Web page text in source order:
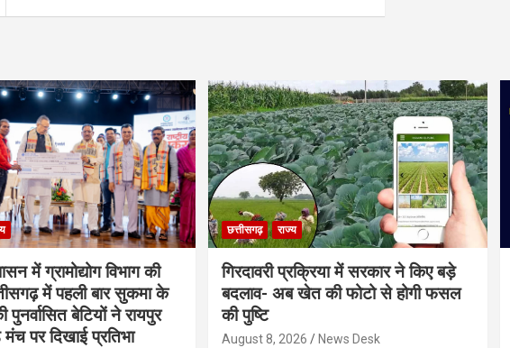
में ग्रामोद्योग विभाग की
में पहली बार सुकमा के
पुनर्वासित बेटियों ने रायपुर
पर दिखाई प्रतिभा
छत्तीसगढ़ राज्य
गिरदावरी प्रक्रिया में सरकार ने किए बड़े
बदलाव- अब खेत की फोटो से होगी फसल
की पुष्टि
August 8, 2026 News Desk